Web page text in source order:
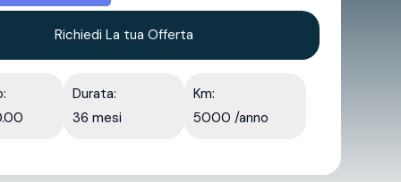
Richiedi La tua Offerta
Durata:
36 mesi
Km:
5000 /anno